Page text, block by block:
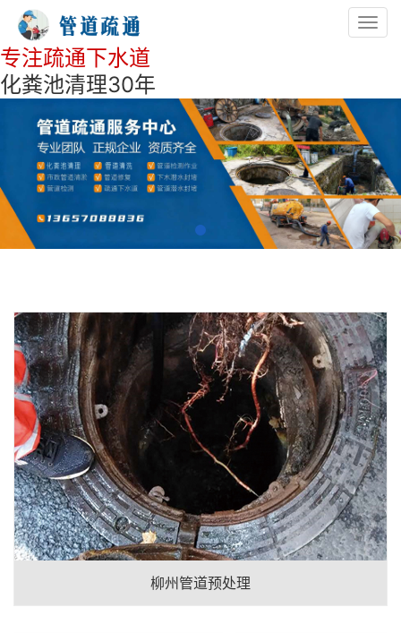
专注疏通下水道
化粪池清理30年
柳州管道预处理